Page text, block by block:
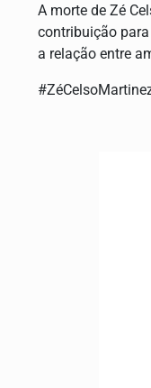
A morte de Zé
contribuição
a relação entre